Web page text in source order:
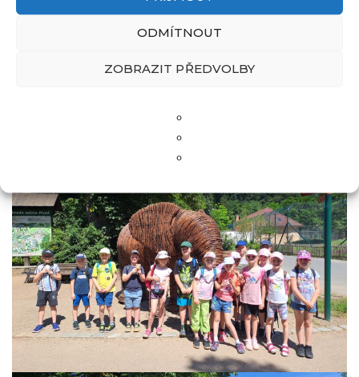
ODMÍTNOUT
ZOBRAZIT PŘEDVOLBY